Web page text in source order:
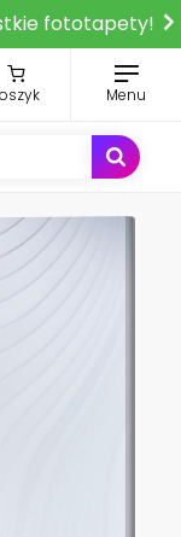
fototapety!
Menu